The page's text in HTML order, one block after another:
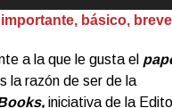
básico, breve
a la que le gusta el
la razón de ser de la
iniciativa de la